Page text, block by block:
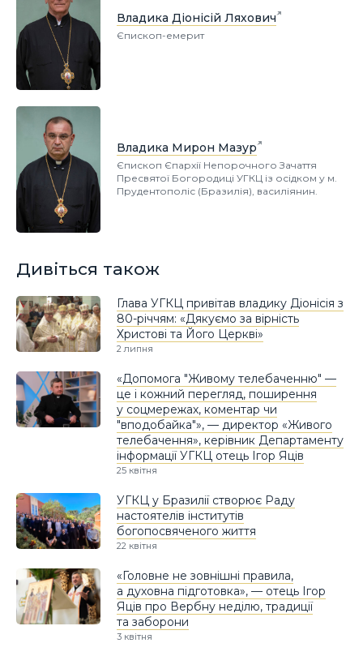
Владика Діонісій Ляхович
Єпископ-емерит
Владика Мирон Мазур
Єпископ Єпархії Непорочного Зачаття
Пресвятої Богородиці УГКЦ із осідком у м.
Прудентополіс (Бразилія), василіянин.
Дивіться також
Глава УГКЦ привітав владику Діонісія з
80-річчям: «Дякуємо за вірність
Христові та Його Церкві»
2 липня
«Допомога "Живому телебаченню" —
це і кожний перегляд, поширення
у соцмережах, коментар чи
"вподобайка"», — директор «Живого
телебачення», керівник Департаменту
інформації УГКЦ отець Ігор Яців
25 квітня
УГКЦ у Бразилії створює Раду
настоятелів інститутів
богопосвяченого життя
22 квітня
«Головне не зовнішні правила,
а духовна підготовка», — отець Ігор
Яців про Вербну неділю, традиції
та заборони
3 квітня